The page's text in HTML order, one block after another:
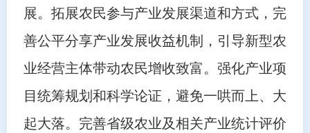
展。拓展农民参与产业发展渠道和方式，完
善公平分享产业发展收益机制，引导新型农
业经营主体带动农民增收致富。强化产业项
目统筹规划和科学论证，避免一哄而上、大
起大落。完善省级农业及相关产业统计评价